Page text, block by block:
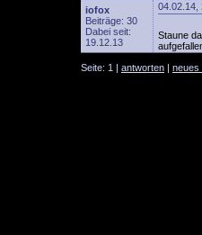
iofox
Beiträge: 30
Dabei seit:
19.12.13
04.02.14,
Staune
Seite: 1 | antworten | neues